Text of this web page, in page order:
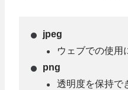
jpeg
ウェブでの使用
png
透明度を保持で